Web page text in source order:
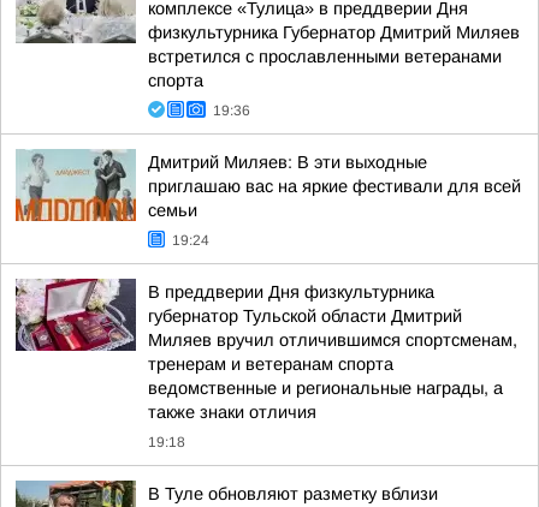
комплексе «Тулица» в преддверии Дня
физкультурника Губернатор Дмитрий Миляев
встретился с прославленными ветеранами
спорта
19:36
Дмитрий Миляев: В эти выходные
приглашаю вас на яркие фестивали для всей
семьи
19:24
В преддверии Дня физкультурника
губернатор Тульской области Дмитрий
Миляев вручил отличившимся спортсменам,
тренерам и ветеранам спорта
ведомственные и региональные награды, а
также знаки отличия
19:18
В Туле обновляют разметку вблизи